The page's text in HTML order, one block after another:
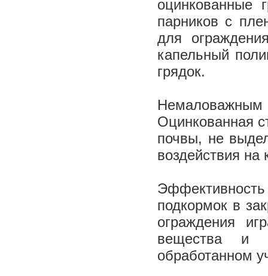
оцинкованные
парников с
для
капельный
грядок.
Немаловажным
Оцинкованная
почвы, не
воздействия
подкормок в
ограждения
вещества и
обработанном